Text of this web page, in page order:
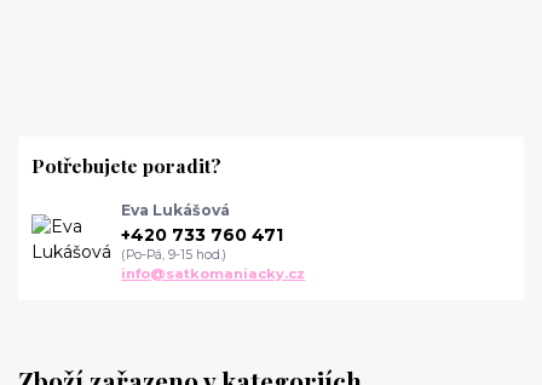
Potřebujete poradit?
Eva Lukášová
+420 733 760 471
(Po-Pá, 9-15 hod.)
info@satkomaniacky.cz